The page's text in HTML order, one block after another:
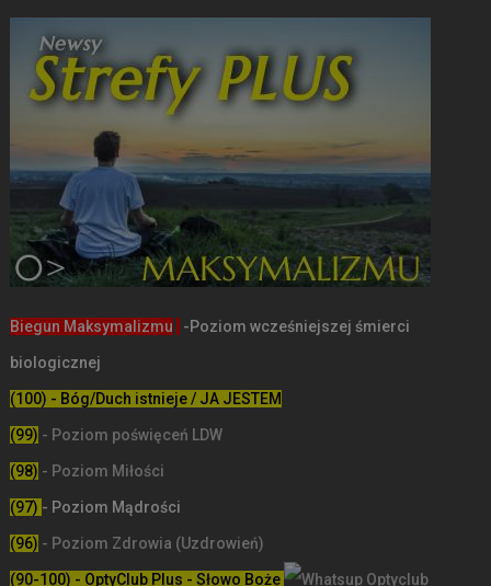
Biegun Maksymalizmu -Poziom wcześniejszej śmierci
biologicznej
(100) - Bóg/Duch istnieje / JA JESTEM
(99) - Poziom poświęceń LDW
(98) - Poziom Miłości
(97) - Poziom Mądrości
(96) - Poziom Zdrowia (Uzdrowień)
(90-100) - OptyClub Plus - Słowo Boże